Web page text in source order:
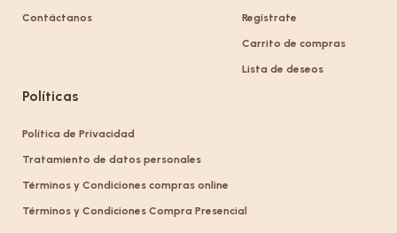
Contáctanos Regístrate
Carrito de compras
Lista de deseos
Políticas
Política de Privacidad
Tratamiento de datos personales
Términos y Condiciones compras online
Términos y Condiciones Compra Presencial